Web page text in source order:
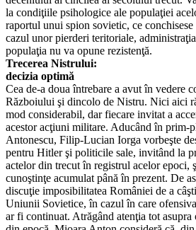
la condiţiile psihologice ale populaţiei
raportul unui spion sovietic, ce
cazul unor pierderi teritoriale,
populaţia nu va opune rezistenţă.
Trecerea Nistrului:
decizia optimă
Cea de-a doua întrebare a avut în vedere
Războiului şi dincolo de Nistru. Nici aici
mod considerabil, dar fiecare invitat a
acestor acţiuni militare. Aducând în prim-
Antonescu, Filip-Lucian Iorga vorbeşte
pentru Hitler şi politicile sale, invitând la
actelor din trecut în registrul acelor epoci,
cunoştinţe acumulat până în prezent. De
discuţie imposibilitatea României de a
Uniunii Sovietice, în cazul în care
ar fi continuat. Atrăgând atenţia tot